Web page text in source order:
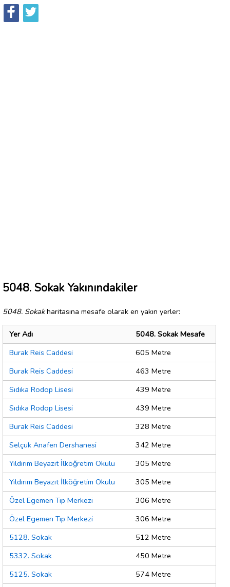
5048. Sokak Yakınındakiler
5048. Sokakharitasına mesafe olarak en yakın yerler:
Yer Adı
5048. Sokak Mesafe
Burak Reis Caddesi
605 Metre
Burak Reis Caddesi
463 Metre
Sıdıka Rodop Lisesi
439 Metre
Sıdıka Rodop Lisesi
439 Metre
Burak Reis Caddesi
328 Metre
Selçuk Anafen Dershanesi
342 Metre
Yıldırım Beyazıt İlköğretim Okulu
305 Metre
Yıldırım Beyazıt İlköğretim Okulu
305 Metre
Özel Egemen Tıp Merkezi
306 Metre
Özel Egemen Tıp Merkezi
306 Metre
5128. Sokak
512 Metre
5332. Sokak
450 Metre
5125. Sokak
574 Metre